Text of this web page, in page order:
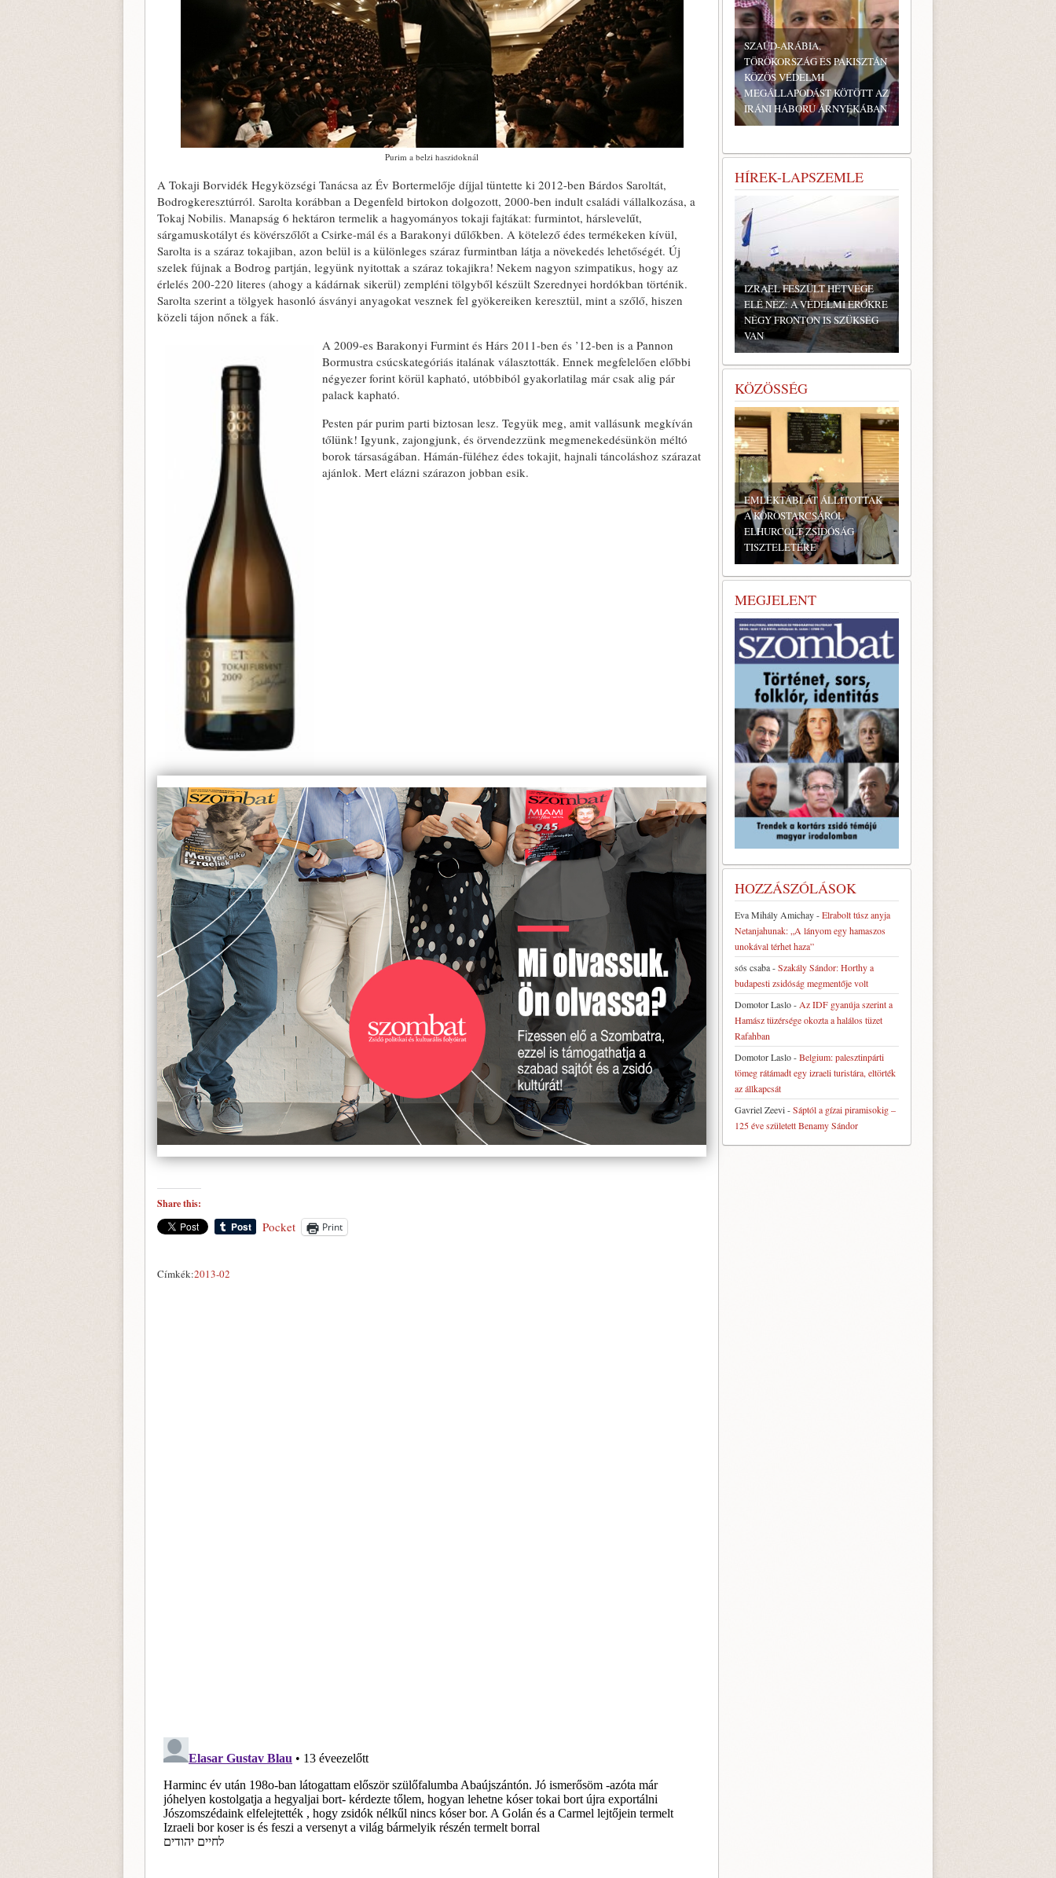
Purim a belzi haszidoknál
A Tokaji Borvidék Hegyközségi Tanácsa az Év Bortermelője díjjal tüntette ki 2012-ben Bárdos Saroltát,
Bodrogkeresztúrról. Sarolta korábban a Degenfeld birtokon dolgozott, 2000-ben indult családi vállalkozása, a
Tokaj Nobilis. Manapság 6 hektáron termelik a hagyományos tokaji fajtákat: furmintot, hárslevelűt,
sárgamuskotályt és kövérszőlőt a Csirke-mál és a Barakonyi dűlőkben. A kötelező édes termékeken kívül,
Sarolta is a száraz tokajiban, azon belül is a különleges száraz furmintban látja a növekedés lehetőségét. Új
szelek fújnak a Bodrog partján, legyünk nyitottak a száraz tokajikra! Nekem nagyon szimpatikus, hogy az
érlelés 200-220 literes (ahogy a kádárnak sikerül) zempléni tölgyből készült Szerednyei hordókban történik.
Sarolta szerint a tölgyek hasonló ásványi anyagokat vesznek fel gyökereiken keresztül, mint a szőlő, hiszen
közeli tájon nőnek a fák.
A 2009-es Barakonyi Furmint és Hárs 2011-ben és ’12-ben is a Pannon
Bormustra csúcskategóriás italának választották. Ennek megfelelően előbbi
négyezer forint körül kapható, utóbbiból gyakorlatilag már csak alig pár
palack kapható.
Pesten pár purim parti biztosan lesz. Tegyük meg, amit vallásunk megkíván
tőlünk! Igyunk, zajongjunk, és örvendezzünk megmenekedésünkön méltó
borok társaságában. Hámán-füléhez édes tokajit, hajnali táncoláshoz szárazat
ajánlok. Mert elázni szárazon jobban esik.
Share this:
Pocket Print
Címkék:2013-02
SZAÚD-ARÁBIA,
TÖRÖKORSZÁG ÉS PAKISZTÁN
KÖZÖS VÉDELMI
MEGÁLLAPODÁST KÖTÖTT AZ
IRÁNI HÁBORÚ ÁRNYÉKÁBAN
HÍREK-LAPSZEMLE
IZRAEL FESZÜLT HÉTVÉGE
ELÉ NÉZ: A VÉDELMI ERŐKRE
NÉGY FRONTON IS SZÜKSÉG
VAN
KÖZÖSSÉG
BONYHÁDI ZSIDÓ NAPOK
MEGJELENT
HOZZÁSZÓLÁSOK
Eva Mihály Amichay-Elrabolt túsz anyja
Netanjahunak: „A lányom egy hamaszos
unokával térhet haza”
sós csaba-Szakály Sándor: Horthy a
budapesti zsidóság megmentője volt
Domotor Laslo- Az IDF gyanúja szerint a
Hamász tüzérsége okozta a halálos tüzet
Rafahban
Domotor Laslo-Belgium: palesztinpárti
tömeg rátámadt egy izraeli turistára, eltörték
az állkapcsát
Gavriel Zeevi-Sáptól a gízai piramisokig –
125 éve született Benamy Sándor